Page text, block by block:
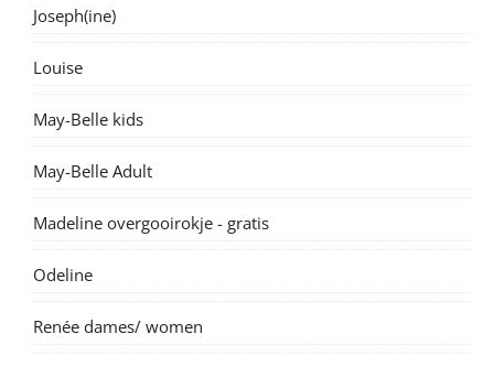
Joseph(ine)
Louise
May-Belle kids
May-Belle Adult
Madeline overgooirokje - gratis
Odeline
Renée dames/ women